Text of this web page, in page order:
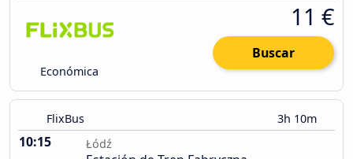
Económica
11 €
Buscar
FlixBus 3h 10m
10:15 Łódź